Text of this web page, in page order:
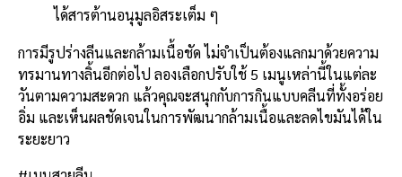
ได้สารต้านอนุมูลอิสระเต็ม ๆ
การมีรูปร่างลีนและกล้ามเนื้อชัด ไม่จำเป็นต้องแลกมาด้วยความ
ทรมานทางลิ้นอีกต่อไป ลองเลือกปรับใช้ 5 เมนูเหล่านี้ในแต่ละ
วันตามความสะดวก แล้วคุณจะสนุกกับการกินแบบคลีนที่ทั้งอร่อย
อิ่ม และเห็นผลชัดเจนในการพัฒนากล้ามเนื้อและลดไขมันได้ใน
ระยะยาว